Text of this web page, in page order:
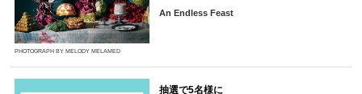
PHOTOGRAPH BY MELODY MELAMED
An Endless Feast
抽選で5名様に